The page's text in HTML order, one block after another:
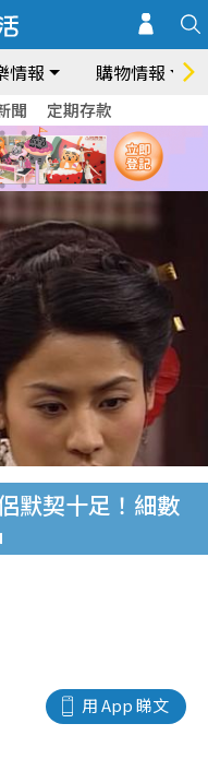
情報 購物情報
聞 定期存款
默契十足！細數
用 App 睇文